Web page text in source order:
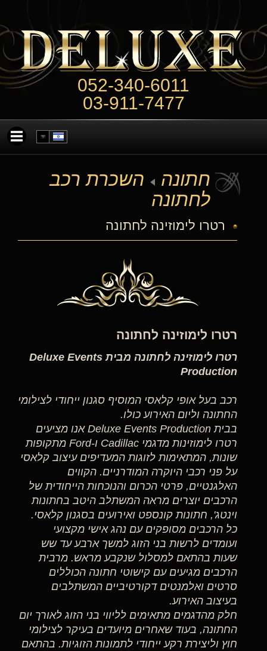
052-340-6011
03-911-7477
חתונה
השכרת רכב
לחתונה
רטרו לימוזינה לחתונה
רטרו לימוזינה לחתונה
רטרו לימוזינה לחתונה מבית Deluxe Events
Production
רכב בעל אופי קלאסי המוסיף סגנון ייחודי לצילומי
החתונה וליום האירוע כולו.
בבית Deluxe Events Production אנו מציעים
רטרו לימוזינות מדגמי Cadillac ו-Ford מתקופות
שונות, המתאימות לזוגות המעדיפים עיצוב קלאסי
על פני רכבי היוקרה המודרניים. הקווים
האלגנטיים, פרטי הכרום והנוכחות הייחודית של
הרכבים יוצרים מראה המשתלב היטב בחתונות
וינטג', חתונות קונספט ואירועים בסגנון קלאסי.
כל הרכבים מסופקים עם נהג אישי מקצועי
ועומדים לרשות בני הזוג למשך ארבע עד שש
שעות בהתאם למסלול שנקבע מראש. מרבית
הרכבים מגיעים עם קישוטי חתונה הכוללים
סרטים ואלמנטים דקורטיביים המשתלבים
בעיצוב האירוע.
חלק מהדגמים מתאימים לליווי בני הזוג לאורך יום
החתונה, בעוד שאחרים מיועדים בעיקר לצילומי
חוץ וליצירת רקע ייחודי לתמונות הזוגיות. בהתאם